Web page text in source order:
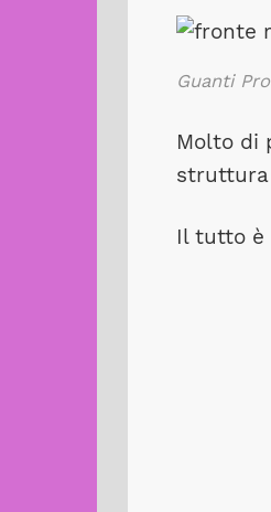
Guanti
Molto di
struttura
Il tutto è